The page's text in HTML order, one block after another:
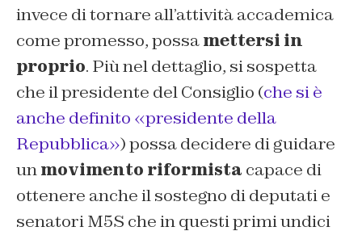
invece di tornare all’attività accademica
come promesso, possamettersi in
proprio. Più nel dettaglio, si sospetta
che il presidente del Consiglio (che si è
anche definito «presidente della
Repubblica») possa decidere di guidare
unmovimento riformista capace di
ottenere anche il sostegno di deputati e
senatori M5S che in questi primi undici